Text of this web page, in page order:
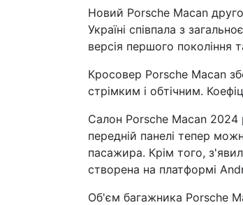
Новий Porsche Macan
Україні співпала з
версія першого
Кросовер Porsche Macan
стрімким і обтічним.
Салон Porsche Macan 2024
передній панелі тепер
пасажира. Крім того,
створена на платформі
Об'єм багажника Porsche